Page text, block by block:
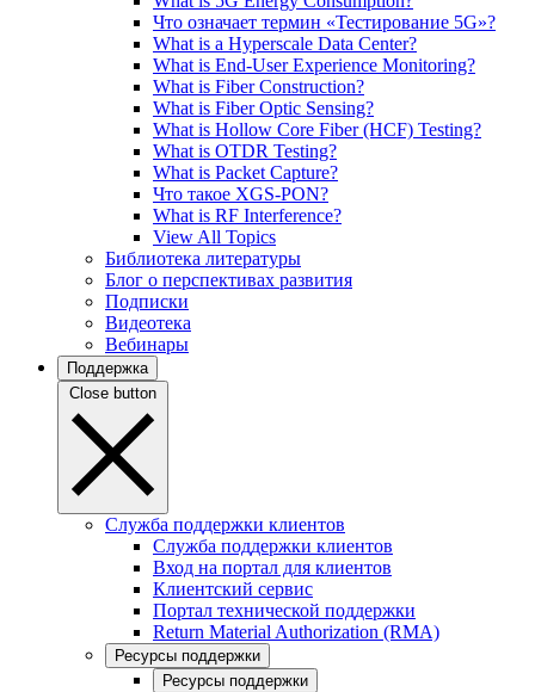
Что означает термин «Тестирование 5G»?
What is a Hyperscale Data Center?
What is End-User Experience Monitoring?
What is Fiber Construction?
What is Fiber Optic Sensing?
What is Hollow Core Fiber (HCF) Testing?
What is OTDR Testing?
What is Packet Capture?
Что такое XGS-PON?
What is RF Interference?
View All Topics
Библиотека литературы
Блог о перспективах развития
Подписки
Видеотека
Вебинары
Поддержка
Close button
Служба поддержки клиентов
Служба поддержки клиентов
Вход на портал для клиентов
Клиентский сервис
Портал технической поддержки
Return Material Authorization (RMA)
Ресурсы поддержки
Ресурсы поддержки